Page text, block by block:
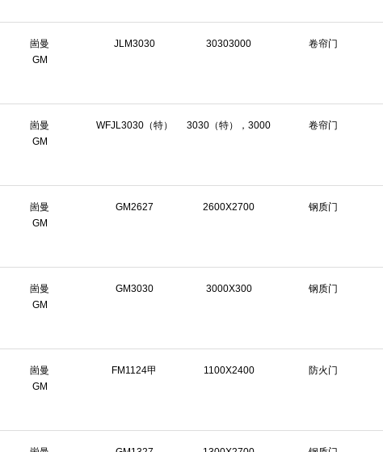
崮曼
GM
JLM3030 30303000 卷帘门
崮曼
GM
WFJL3030（特） 3030（特），3000 卷帘门
崮曼
GM
GM2627 2600X2700 钢质门
崮曼
GM
GM3030 3000X300 钢质门
崮曼
GM
FM1124甲 1100X2400 防火门